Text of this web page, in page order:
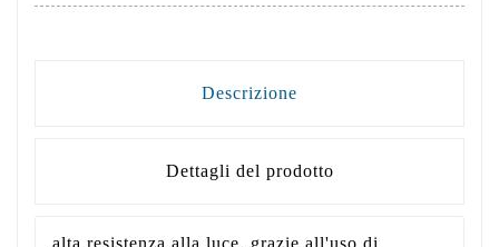
Descrizione
Dettagli del prodotto
alta resistenza alla luce, grazie all'uso di